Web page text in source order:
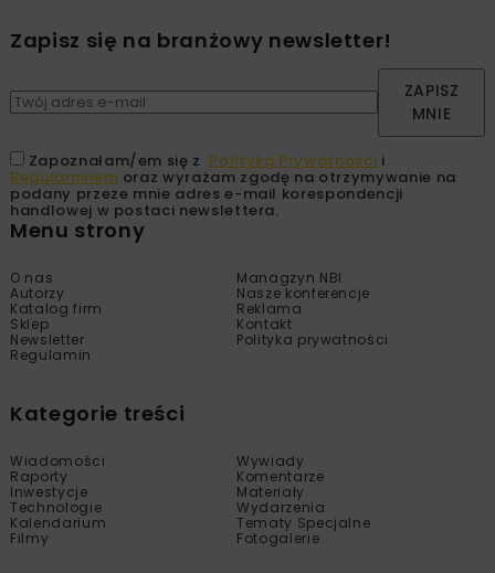
Zapisz się na branżowy newsletter!
ZAPISZ
MNIE
Zapoznałam/em się z Polityką Prywatności i
Regulaminem oraz wyrażam zgodę na otrzymywanie na
podany przeze mnie adres e-mail korespondencji
handlowej w postaci newslettera.
Menu strony
O nas
Managzyn NBI
Autorzy
Nasze konferencje
Katalog firm
Reklama
Sklep
Kontakt
Newsletter
Polityka prywatności
Regulamin
Kategorie treści
Wiadomości
Wywiady
Raporty
Komentarze
Inwestycje
Materiały
Technologie
Wydarzenia
Kalendarium
Tematy Specjalne
Filmy
Fotogalerie